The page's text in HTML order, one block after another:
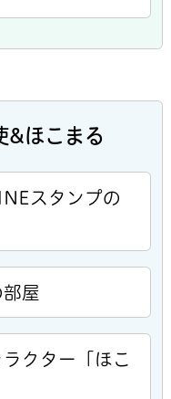
&ほこまる
スタンプの
屋
クター「ほこ